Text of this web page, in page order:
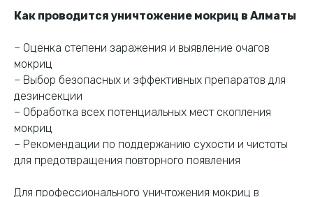
Как проводится уничтожение мокриц в Алматы
– Оценка степени заражения и выявление очагов
мокриц
– Выбор безопасных и эффективных препаратов для
дезинсекции
– Обработка всех потенциальных мест скопления
мокриц
– Рекомендации по поддержанию сухости и чистоты
для предотвращения повторного появления
Для профессионального уничтожения мокриц в